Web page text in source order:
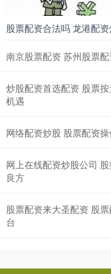
股票配资合法吗 龙港配
南京股票配资 苏州股票
炒股配资首选配资 股票
机遇
网络配资炒股 股票配资
网上在线配资炒股公司
良方
股票配资来大圣配资 股
台